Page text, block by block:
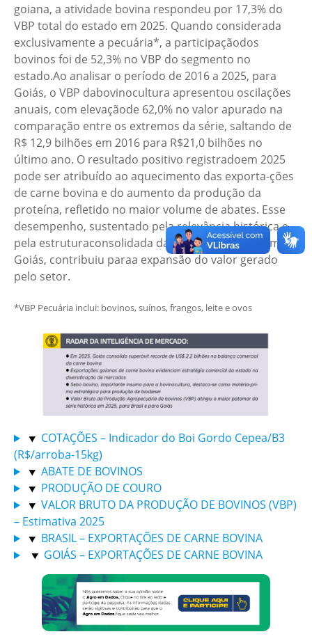
goiana, a atividade bovina respondeu por 17,3% do
VBP total do estado em 2025. Quando considerada
exclusivamente a pecuária*, a participaçãodos
bovinos foi de 52,3% no VBP do segmento no
estado.Ao analisar o período de 2016 a 2025, para
Goiás, o VBP dabovinocultura apresentou oscilações
anuais, com elevaçãode 62,0% no valor apurado na
comparação entre os extremos da série, saltando de
R$ 12,9 bilhões em 2016 para R$21,0 bilhões no
último ano. O resultado positivo registradoem 2025
pode ser atribuído ao aquecimento das exporta-ções
de carne bovina e do aumento da produção da
proteína, refletido no maior volume de abates. Esse
desempenho, sustentado pela relevância histórica e
pela estruturaconsolidada da cadeia produtiva em
Goiás, contribuiu paraa expansão do valor gerado
pelo setor.
*VBP Pecuária inclui: bovinos, suínos, frangos, leite e ovos
COTAÇÕES – Indicador do Boi Gordo Cepea/B3
(R$/arroba-15kg)
ABATE DE BOVINOS
PRODUÇÃO DE COURO
VALOR BRUTO DA PRODUÇÃO DE BOVINOS (VBP)
– Estimativa 2025
BRASIL – EXPORTAÇÕES DE CARNE BOVINA
GOIÁS – EXPORTAÇÕES DE CARNE BOVINA